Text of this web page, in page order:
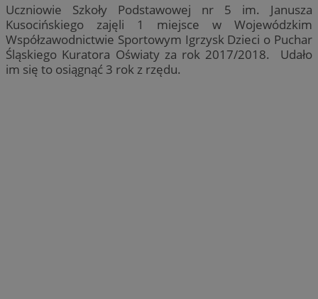
Uczniowie Szkoły Podstawowej nr 5 im. Janusza
Kusocińskiego zajęli 1 miejsce w Wojewódzkim
Współzawodnictwie Sportowym Igrzysk Dzieci o Puchar
Śląskiego Kuratora Oświaty za rok 2017/2018. Udało
im się to osiągnąć 3 rok z rzędu.